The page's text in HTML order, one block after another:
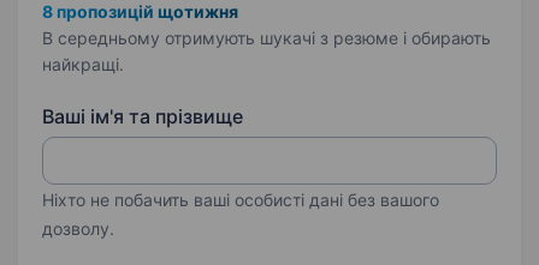
8 пропозицій щотижня
В середньому отримують шукачі з резюме і обирають
найкращі.
Ваші ім'я та прізвище
Ніхто не побачить ваші особисті дані без вашого
дозволу.